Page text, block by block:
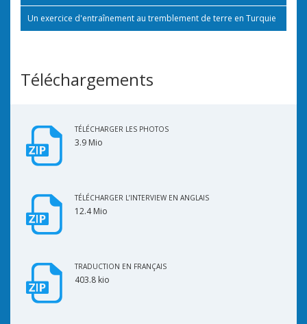
Un exercice d'entraînement au tremblement de terre en Turquie
Téléchargements
TÉLÉCHARGER LES PHOTOS
3.9 Mio
TÉLÉCHARGER L’INTERVIEW EN ANGLAIS
12.4 Mio
TRADUCTION EN FRANÇAIS
403.8 kio